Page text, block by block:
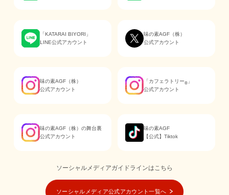
「KATARAI BIYORI」
LINE公式アカウント
味の素AGF（株）
公式アカウント
味の素AGF（株）
公式アカウント
「カフェラトリー® 」
公式アカウント
味の素AGF（株）の舞台裏
公式アカウント
味の素AGF
【公式】Tiktok
ソーシャルメディアガイドラインはこちら
ソーシャルメディア公式アカウント一覧へ